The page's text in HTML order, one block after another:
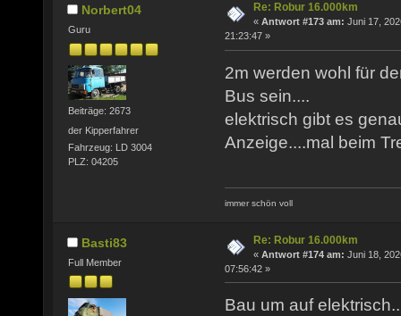
Norbert04
Guru
Beiträge: 2673
der Kipperfahrer
Fahrzeug: LD 3004
PLZ: 04205
Re: Robur 16.000km
« Antwort #173 am: Juni 17,
21:23:47 »
2m werden wohl für
Bus sein....
elektrisch gibt es
Anzeige....mal beim
immer schön voll
Basti83
Full Member
Re: Robur 16.000km
« Antwort #174 am: Juni 18,
07:56:42 »
Bau um auf